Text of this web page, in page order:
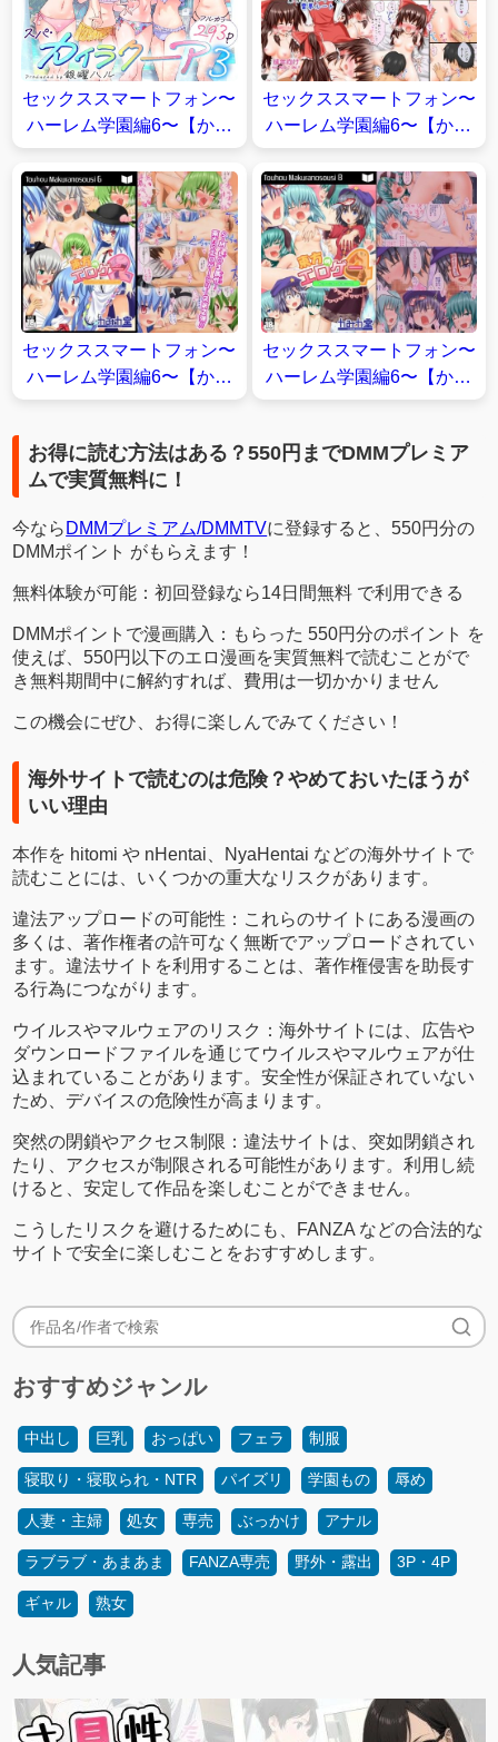
セックススマートフォン〜
ハーレム学園編6〜【かみ
か堂】
セックススマートフォン〜
ハーレム学園編6〜【かみ
か堂】
セックススマートフォン〜
ハーレム学園編6〜【かみ
か堂】
セックススマートフォン〜
ハーレム学園編6〜【かみ
か堂】
お得に読む方法はある？550円までDMMプレミア
ムで実質無料に！
今なら DMMプレミアム/DMMTVに登録すると、550円分の
DMMポイント がもらえます！
無料体験が可能：初回登録なら14日間無料 で利用できる
DMMポイントで漫画購入：もらった 550円分のポイント を
使えば、550円以下のエロ漫画を実質無料で読むことがで
き無料期間中に解約すれば、費用は一切かかりません
この機会にぜひ、お得に楽しんでみてください！
海外サイトで読むのは危険？やめておいたほうが
いい理由
本作を hitomi や nHentai、NyaHentai などの海外サイトで
読むことには、いくつかの重大なリスクがあります。
違法アップロードの可能性：これらのサイトにある漫画の
多くは、著作権者の許可なく無断でアップロードされてい
ます。違法サイトを利用することは、著作権侵害を助長す
る行為につながります。
ウイルスやマルウェアのリスク：海外サイトには、広告や
ダウンロードファイルを通じてウイルスやマルウェアが仕
込まれていることがあります。安全性が保証されていない
ため、デバイスの危険性が高まります。
突然の閉鎖やアクセス制限：違法サイトは、突如閉鎖され
たり、アクセスが制限される可能性があります。利用し続
けると、安定して作品を楽しむことができません。
こうしたリスクを避けるためにも、FANZA などの合法的な
サイトで安全に楽しむことをおすすめします。
おすすめジャンル
中出し 巨乳 おっぱい フェラ 制服
寝取り・寝取られ・NTR パイズリ 学園もの 辱め
人妻・主婦 処女 専売 ぶっかけ アナル
ラブラブ・あまあま FANZA専売 野外・露出 3P・4P
ギャル 熟女
人気記事